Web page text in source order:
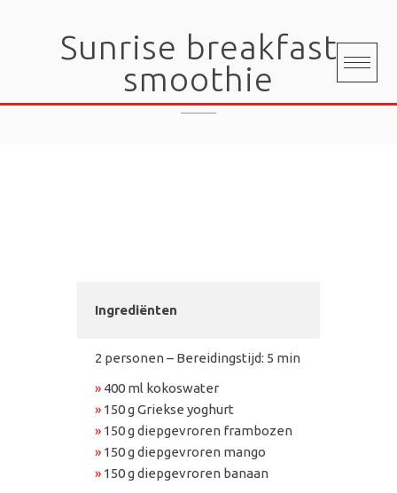
Sunrise breakfast
smoothie
Ingrediënten
2 personen – Bereidingstijd: 5 min
» 400 ml kokoswater
» 150 g Griekse yoghurt
» 150 g diepgevroren frambozen
» 150 g diepgevroren mango
» 150 g diepgevroren banaan